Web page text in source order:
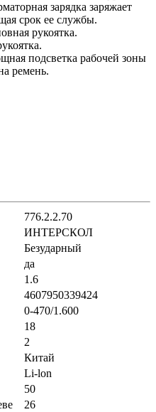
зарядка заряжает
срок ее службы.
рукоятка.
подсветка рабочей зоны
ремень.
776.2.2.70
ИНТЕРСКОЛ
Безударный
да
1.6
4607950339424
0-470/1.600
18
2
Китай
Li-lon
50
26